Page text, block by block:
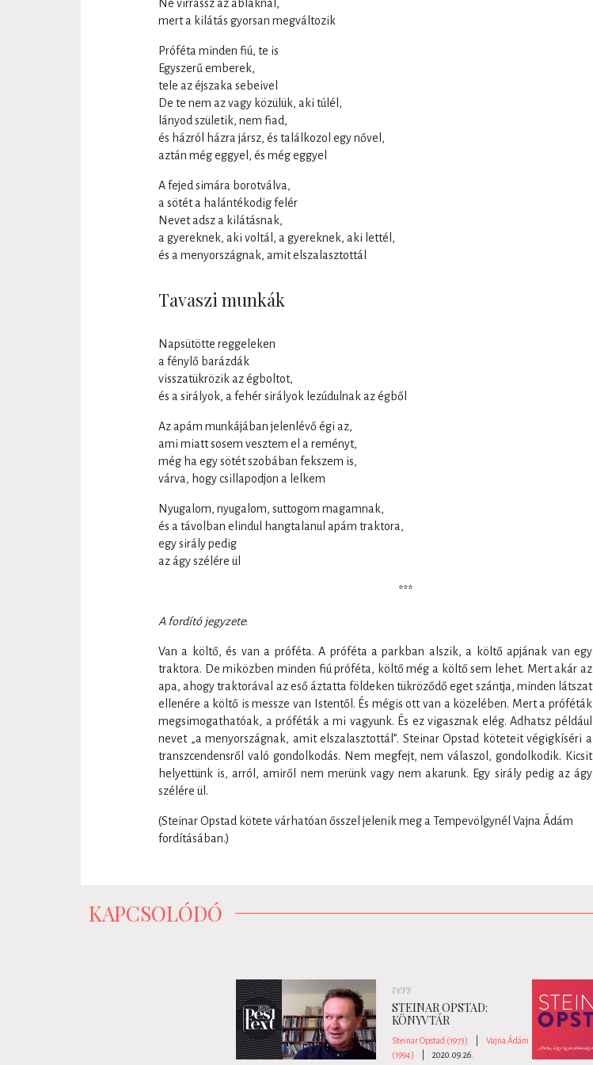
Ne virrassz az ablaknál,
mert a kilátás gyorsan megváltozik
Próféta minden fiú, te is
Egyszerű emberek,
tele az éjszaka sebeivel
De te nem az vagy közülük, aki túlél,
lányod születik, nem fiad,
és házról házra jársz, és találkozol egy nővel,
aztán még eggyel, és még eggyel
A fejed simára borotválva,
a sötét a halántékodig felér
Nevet adsz a kilátásnak,
a gyereknek, aki voltál, a gyereknek, aki lettél,
és a menyországnak, amit elszalasztottál
Tavaszi munkák
Napsütötte reggeleken
a fénylő barázdák
visszatükrözik az égboltot,
és a sirályok, a fehér sirályok lezúdulnak az égből
Az apám munkájában jelenlévő égi az,
ami miatt sosem vesztem el a reményt,
még ha egy sötét szobában fekszem is,
várva, hogy csillapodjon a lelkem
Nyugalom, nyugalom, suttogom magamnak,
és a távolban elindul hangtalanul apám traktora,
egy sirály pedig
az ágy szélére ül
***
A fordító jegyzete:
Van a költő, és van a próféta. A próféta a parkban alszik, a költő apjának van egy
traktora. De miközben minden fiú próféta, költő még a költő sem lehet. Mert akár az
apa, ahogy traktorával az eső áztatta földeken tükröződő eget szántja, minden látszat
ellenére a költő is messze van Istentől. És mégis ott van a közelében. Mert a próféták
megsimogathatóak, a próféták a mi vagyunk. És ez vigasznak elég. Adhatsz például
nevet „a menyországnak, amit elszalasztottál”. Steinar Opstad köteteit végigkíséri a
transzcendensről való gondolkodás. Nem megfejt, nem válaszol, gondolkodik. Kicsit
helyettünk is, arról, amiről nem merünk vagy nem akarunk. Egy sirály pedig az ágy
szélére ül.
(Steinar Opstad kötete várhatóan ősszel jelenik meg a Tempevölgynél Vajna Ádám
fordításában.)
KAPCSOLÓDÓ
vers
STEINAR OPSTAD:
KÖNYVTÁR
Steinar Opstad (1973)
Vajna Ádám
(1994)
2020.09.26.